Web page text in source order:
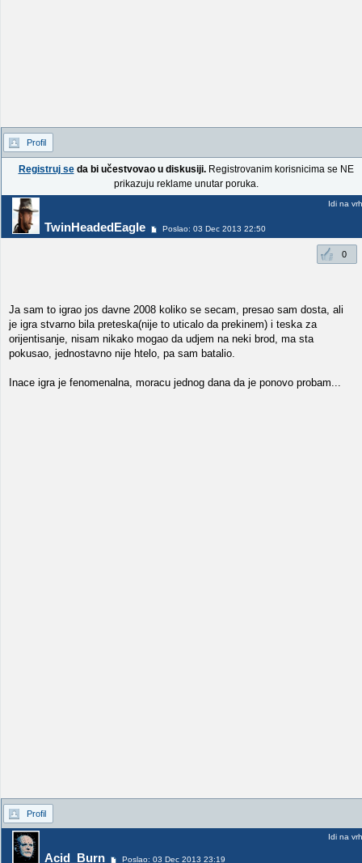
Profil
Registruj seda bi učestvovao u diskusiji.Registrovanim korisnicima se NE
prikazuju reklame unutar poruka.
TwinHeadedEagle Poslao: 03 Dec 2013 22:50
Idi na vrh
0
Ja sam to igrao jos davne 2008 koliko se secam, presao sam dosta, ali
je igra stvarno bila preteska(nije to uticalo da prekinem) i teska za
orijentisanje, nisam nikako mogao da udjem na neki brod, ma sta
pokusao, jednostavno nije htelo, pa sam batalio.
Inace igra je fenomenalna, moracu jednog dana da je ponovo probam...
Profil
Acid_Burn Poslao: 03 Dec 2013 23:19
Idi na vrh